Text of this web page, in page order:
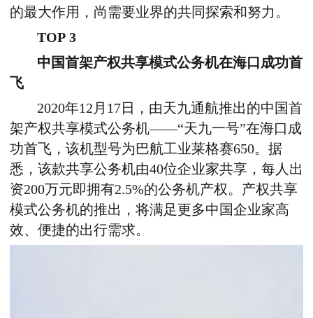
的最大作用，尚需要业界的共同探索和努力。
TOP 3
中国首架产权共享模式公务机在海口成功首
飞
2020年12月17日，由天九通航推出的中国首
架产权共享模式公务机——“天九一号”在海口成
功首飞，该机型号为巴航工业莱格赛650。据
悉，该款共享公务机由40位企业家共享，每人出
资200万元即拥有2.5%的公务机产权。产权共享
模式公务机的推出，将满足更多中国企业家高
效、便捷的出行需求。